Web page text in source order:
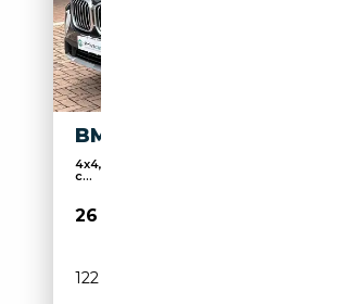
BMW X3 X3 XDRIVE30E
4x4, Frein de stationnement électronique,
c...
26 490€
122 000 km